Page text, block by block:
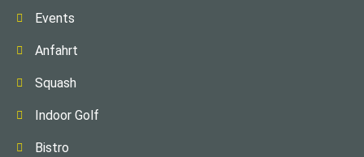
Events
Anfahrt
Squash
Indoor Golf
Bistro